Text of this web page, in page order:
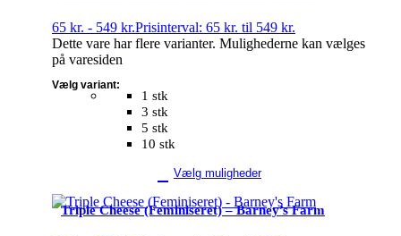
65 kr. - 549 kr.Prisinterval: 65 kr. til 549 kr.
1 stk
3 stk
5 stk
10 stk
Vælg variant:
Vælg muligheder
Dette vare har flere varianter. Mulighederne kan vælges
på varesiden
Triple Cheese (Feminiseret) – Barney’s Farm